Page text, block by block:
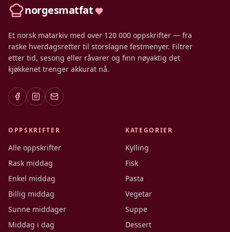
norgesmatfat
Et norsk matarkiv med over 120 000 oppskrifter — fra
raske hverdagsretter til storslagne festmenyer. Filtrer
etter tid, sesong eller råvarer og finn nøyaktig det
kjøkkenet trenger akkurat nå.
OPPSKRIFTER
Alle oppskrifter
Rask middag
Enkel middag
Billig middag
Sunne middager
Middag i dag
KATEGORIER
Kylling
Fisk
Pasta
Vegetar
Suppe
Dessert